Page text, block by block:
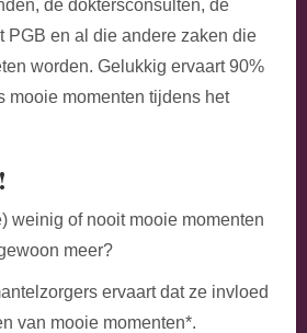
de doktersconsulten, de
PGB en al die andere zaken die
worden. Gelukkig ervaart 90%
mooie momenten tijdens het
weinig of nooit mooie momenten
meer?
ervaart dat ze invloed
van mooie momenten*.